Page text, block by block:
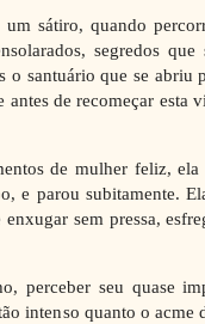
sátiro, quando
segredos que
o santuário que se abriu
de recomeçar esta
de mulher feliz,
e parou subitamente.
sem pressa,
perceber seu quase
intenso quanto o acme